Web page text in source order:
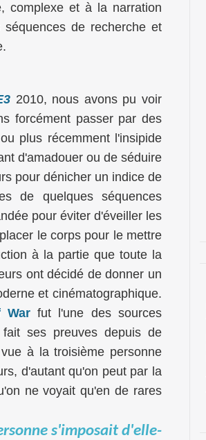
complexe et à la narration
de recherche et
2010, nous avons pu voir
forcément passer par des
ou plus récemment l'insipide
d'amadouer ou de séduire
pour dénicher un indice de
de quelques séquences
pour éviter d'éveiller les
le corps pour le mettre
à la partie que toute la
ont décidé de donner un
et cinématographique.
Warfut l'une des sources
ses preuves depuis de
à la troisième personne
d'autant qu'on peut par la
ne voyait qu'en de rares
s'imposait d'elle-